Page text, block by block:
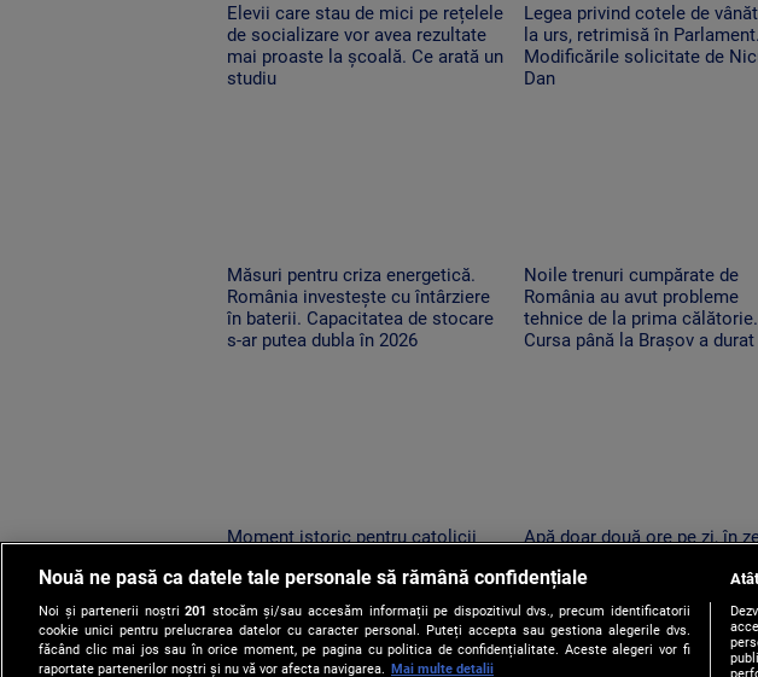
Elevii care stau de mici pe rețelele
de socializare vor avea rezultate
mai proaste la școală. Ce arată un
studiu
Legea privind cotele de
la urs, retrimisă în Parlament.
Modificările solicitate de
Dan
Măsuri pentru criza energetică.
România investește cu întârziere
în baterii. Capacitatea de stocare
s-ar putea dubla în 2026
Noile trenuri cumpărate de
România au avut probleme
tehnice de la prima călătorie.
Cursa până la Brașov a
Moment istoric pentru catolicii
Francisc din Assisi a ajuns la Arad
Apă doar două ore pe zi, în
sunt revoltați: apa de la
vine la ore imposibile
Nouă ne pasă ca datele tale personale să rămână confidențiale
Noi și partenerii noștri201 stocăm și/sau accesăm informații pe dispozitivul dvs., precum identificatorii
cookie unici pentru prelucrarea datelor cu caracter personal. Puteți accepta sau gestiona alegerile dvs.
făcând clic mai jos sau în orice moment, pe pagina cu politica de confidențialitate. Aceste alegeri vor fi
raportate partenerilor noștri și nu vă vor afecta navigarea.
Mai multe detalii